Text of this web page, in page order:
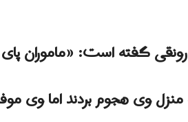
وی هجوم بردند اما وی